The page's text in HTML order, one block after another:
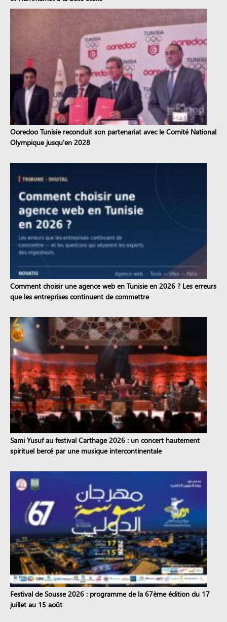
Ooredoo Tunisie reconduit son partenariat avec le Comité National
Olympique jusqu'en 2028
Comment choisir une agence web en Tunisie en 2026 ? Les erreurs
que les entreprises continuent de commettre
Sami Yusuf au festival Carthage 2026 : un concert hautement
spirituel bercé par une musique intercontinentale
Festival de Sousse 2026 : programme de la 67ème édition du 17
juillet au 15 août